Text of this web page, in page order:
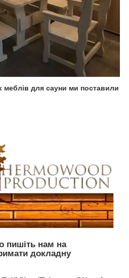
меблів для сауни ми поставили
пишіть нам на
докладну